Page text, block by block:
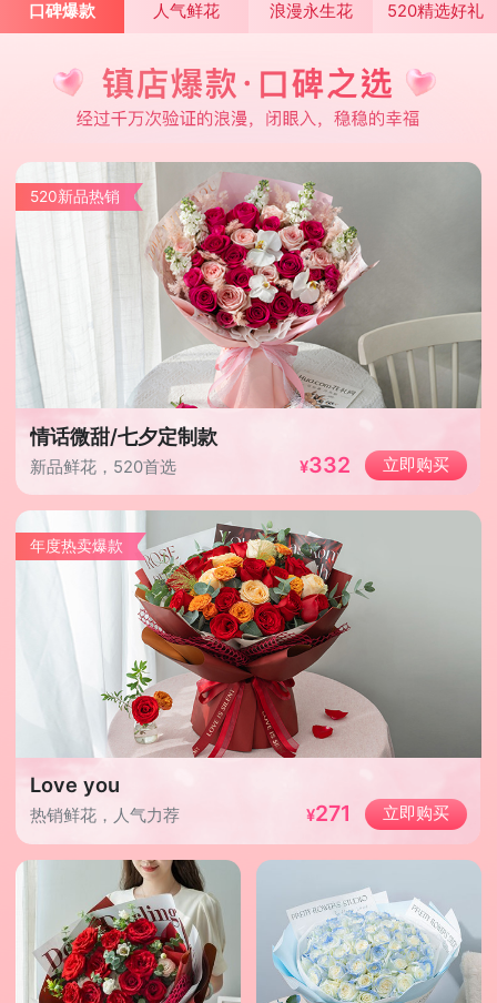
口碑爆款 人气鲜花 浪漫永生花 520精选好礼
520新品热销
情话微甜/七夕定制款
新品鲜花，520首选 332 立即购买
年度热卖爆款
Love you
热销鲜花，人气力荐 271 立即购买